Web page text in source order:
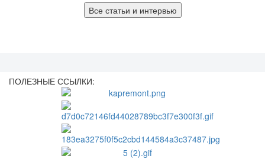
Все статьи и интервью
ПОЛЕЗНЫЕ ССЫЛКИ: